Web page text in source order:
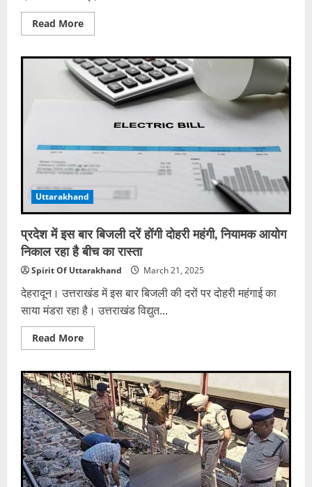
Read MoreRead
more
करने
के
दौरान
लगी
आग,
पाया
काबू,
आश्रम
के
कमरे
में
आराम
कर
रहा
सेवक
झुलसा
Uttarakhand
प्रदेश में इस बार बिजली दरें होंगी दोहरी महंगी, नियामक आयोग
निकाल रहा है बीच का रास्ता
Spirit Of Uttarakhand March 21, 2025
देहरादून। उत्तराखंड में इस बार बिजली की दरों पर दोहरी महंगाई का
साया मंडरा रहा है। उत्तराखंड विद्युत...
Read MoreRead
more
में
इस
बार
बिजली
दरें
होंगी
दोहरी
महंगी,
नियामक
आयोग
निकाल
रहा